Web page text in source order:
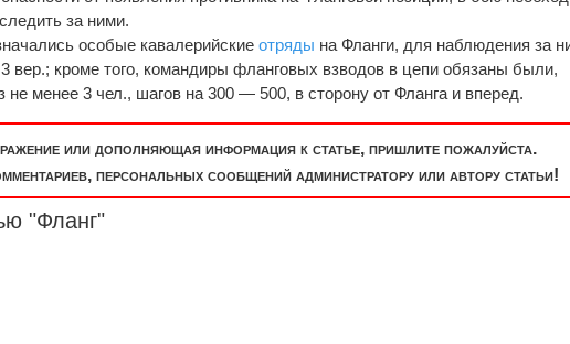
за ними.
особые кавалерийскиеотряды на Фланги, для наблюдения за
вер.; кроме того, командиры фланговых взводов в цепи обязаны были,
не менее 3 чел., шагов на 300 — 500, в сторону от Фланга и вперед.
или дополняющая информация к статье, пришлите пожалуйста.
персональных сообщений администратору или автору статьи!
"Фланг"